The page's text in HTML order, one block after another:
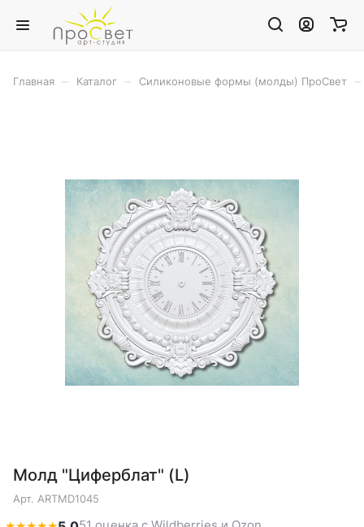
Главная Каталог Силиконовые формы (молды) ПроСвет
Молд "Циферблат" (L)
Арт. ARTMD1045